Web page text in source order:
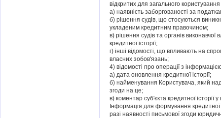
відкритих для загального
а) наявність заборгованості за
б) рішення судів, що стосуються
укладеним кредитним правочином;
в) рішення судів та органів
кредитної історії;
г) інші відомості, що впливають на
власних зобов'язань;
4) відомості про операції з
а) дата оновлення кредитної історії;
б) найменування Користувача, який
згоди на це;
в) коментар суб'єкта кредитної
Інформація для формування
разі наявності письмової згоди